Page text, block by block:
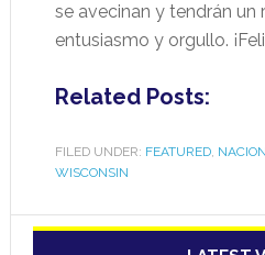
se avecinan y tendrán
entusiasmo y orgullo.
Related Posts:
FILED UNDER: FEATURED,
WISCONSIN